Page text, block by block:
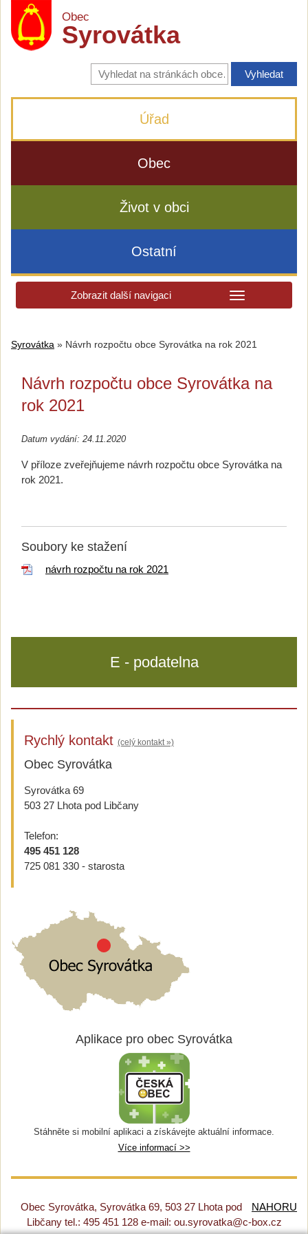
Obec
Syrovátka
Vyhledávání
na
stránkách
Úřad
Obec
Život v obci
Ostatní
Zobrazit další navigaci
Syrovátka » Návrh rozpočtu obce Syrovátka na rok 2021
Návrh rozpočtu obce Syrovátka na
rok 2021
Datum vydání: 24.11.2020
V příloze zveřejňujeme návrh rozpočtu obce Syrovátka na
rok 2021.
Soubory ke stažení
návrh rozpočtu na rok 2021
E - podatelna
Rychlý kontakt (celý kontakt »)
Obec Syrovátka
Syrovátka 69
503 27 Lhota pod Libčany
Telefon:
495 451 128
725 081 330 - starosta
Aplikace pro obec Syrovátka
Stáhněte si mobilní aplikaci a získávejte aktuální informace.
Více informací >>
NAHORU
Obec Syrovátka, Syrovátka 69, 503 27 Lhota pod
Libčany tel.: 495 451 128 e-mail: ou.syrovatka@c-box.cz